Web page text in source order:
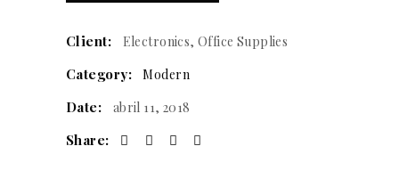
Client: Electronics, Office Supplies
Category: Modern
Date: abril 11, 2018
Share: